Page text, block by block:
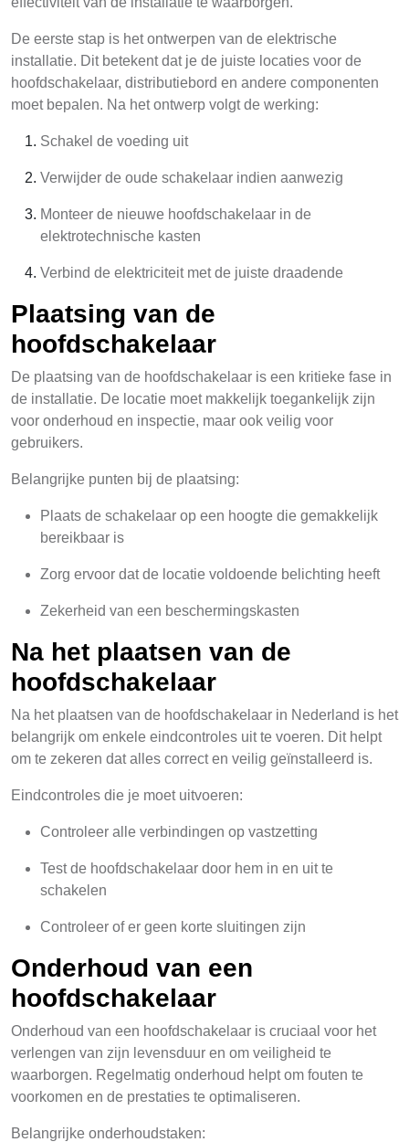
De eerste stap is het ontwerpen van de elektrische
installatie. Dit betekent dat je de juiste locaties voor de
hoofdschakelaar, distributiebord en andere componenten
moet bepalen. Na het ontwerp volgt de werking:
Schakel de voeding uit
Verwijder de oude schakelaar indien aanwezig
Monteer de nieuwe hoofdschakelaar in de
elektrotechnische kasten
Verbind de elektriciteit met de juiste draadende
Plaatsing van de
hoofdschakelaar
De plaatsing van de hoofdschakelaar is een kritieke fase in
de installatie. De locatie moet makkelijk toegankelijk zijn
voor onderhoud en inspectie, maar ook veilig voor
gebruikers.
Belangrijke punten bij de plaatsing:
Plaats de schakelaar op een hoogte die gemakkelijk
bereikbaar is
Zorg ervoor dat de locatie voldoende belichting heeft
Zekerheid van een beschermingskasten
Na het plaatsen van de
hoofdschakelaar
Na het plaatsen van de hoofdschakelaar in Nederland is het
belangrijk om enkele eindcontroles uit te voeren. Dit helpt
om te zekeren dat alles correct en veilig geïnstalleerd is.
Eindcontroles die je moet uitvoeren:
Controleer alle verbindingen op vastzetting
Test de hoofdschakelaar door hem in en uit te
schakelen
Controleer of er geen korte sluitingen zijn
Onderhoud van een
hoofdschakelaar
Onderhoud van een hoofdschakelaar is cruciaal voor het
verlengen van zijn levensduur en om veiligheid te
waarborgen. Regelmatig onderhoud helpt om fouten te
voorkomen en de prestaties te optimaliseren.
Belangrijke onderhoudstaken: